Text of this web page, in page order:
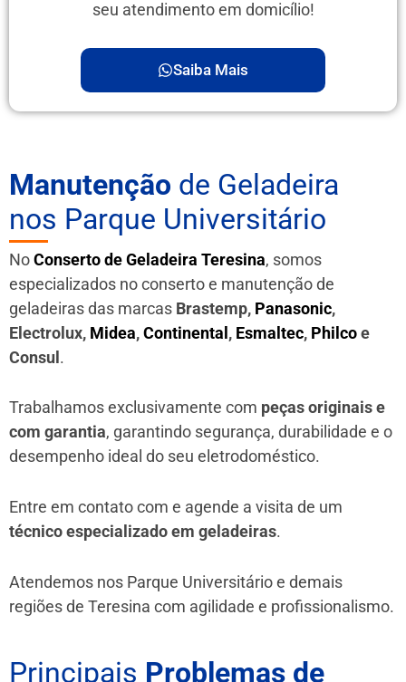
seu atendimento em domicílio!
Saiba Mais
Manutenção de Geladeira
nos Parque Universitário
NoConserto de Geladeira Teresina, somos
especializados no conserto e manutenção de
geladeiras das marcas Brastemp, Panasonic,
Electrolux, Midea,Continental, Esmaltec, Philcoe
Consul.
Trabalhamos exclusivamente com peças originais e
com garantia, garantindo segurança, durabilidade e o
desempenho ideal do seu eletrodoméstico.
Entre em contato com e agende a visita de um
técnico especializado em geladeiras.
Atendemos nos Parque Universitário e demais
regiões de Teresina com agilidade e profissionalismo.
Principais Problemas de